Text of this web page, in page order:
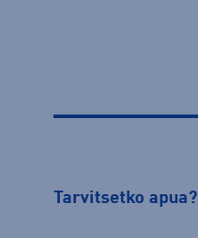
Tarvitsetko apua?